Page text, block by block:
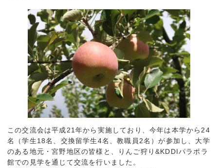
この交流会は平成21年から実施しており、今年は本学から24
名（学生18名、交換留学生4名、教職員2名）が参加し、大学
のある地元・宮野地区の皆様と、りんご狩り&KDDIパラボラ
館での見学を通じて交流を行いました。